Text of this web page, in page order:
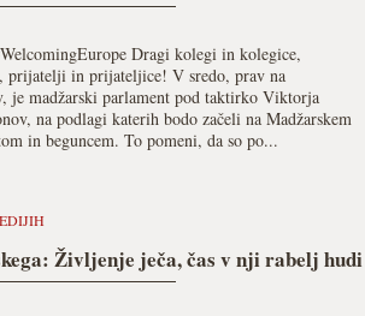
Dragi kolegi in kolegice,
prijatelji in prijateljice! V sredo, prav na
je madžarski parlament pod taktirko Viktorja
na podlagi katerih bodo začeli na Madžarskem
in beguncem. To pomeni, da so po...
Življenje ječa, čas v nji rabelj hudi